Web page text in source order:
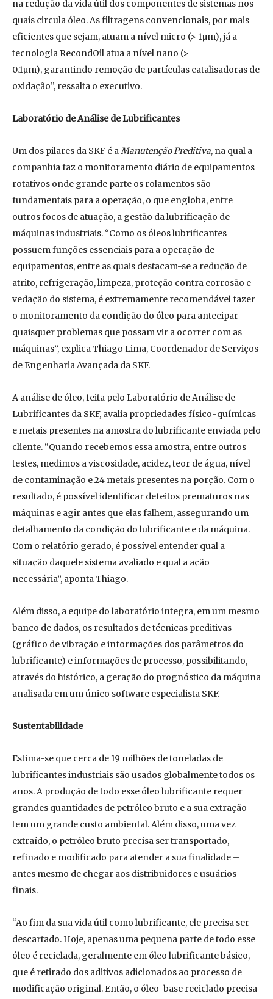
na redução da vida útil dos componentes de sistemas nos
quais circula óleo. As filtragens convencionais, por mais
eficientes que sejam, atuam a nível micro (> 1µm), já a
tecnologia RecondOil atua a nível nano (>
0.1µm), garantindo remoção de partículas catalisadoras de
oxidação”, ressalta o executivo.
Laboratório de Análise de Lubrificantes
Um dos pilares da SKF é aManutenção Preditiva, na qual a
companhia faz o monitoramento diário de equipamentos
rotativos onde grande parte os rolamentos são
fundamentais para a operação, o que engloba, entre
outros focos de atuação, a gestão da lubrificação de
máquinas industriais. “Como os óleos lubrificantes
possuem funções essenciais para a operação de
equipamentos, entre as quais destacam-se a redução de
atrito, refrigeração, limpeza, proteção contra corrosão e
vedação do sistema, é extremamente recomendável fazer
o monitoramento da condição do óleo para antecipar
quaisquer problemas que possam vir a ocorrer com as
máquinas”, explica Thiago Lima, Coordenador de Serviços
de Engenharia Avançada da SKF.
A análise de óleo, feita pelo Laboratório de Análise de
Lubrificantes da SKF, avalia propriedades físico-químicas
e metais presentes na amostra do lubrificante enviada pelo
cliente. “Quando recebemos essa amostra, entre outros
testes, medimos a viscosidade, acidez, teor de água, nível
de contaminação e 24 metais presentes na porção. Com o
resultado, é possível identificar defeitos prematuros nas
máquinas e agir antes que elas falhem, assegurando um
detalhamento da condição do lubrificante e da máquina.
Com o relatório gerado, é possível entender qual a
situação daquele sistema avaliado e qual a ação
necessária”, aponta Thiago.
Além disso, a equipe do laboratório integra, em um mesmo
banco de dados, os resultados de técnicas preditivas
(gráfico de vibração e informações dos parâmetros do
lubrificante) e informações de processo, possibilitando,
através do histórico, a geração do prognóstico da máquina
analisada em um único software especialista SKF.
Sustentabilidade
Estima-se que cerca de 19 milhões de toneladas de
lubrificantes industriais são usados globalmente todos os
anos. A produção de todo esse óleo lubrificante requer
grandes quantidades de petróleo bruto e a sua extração
tem um grande custo ambiental. Além disso, uma vez
extraído, o petróleo bruto precisa ser transportado,
refinado e modificado para atender a sua finalidade –
antes mesmo de chegar aos distribuidores e usuários
finais.
“Ao fim da sua vida útil como lubrificante, ele precisa ser
descartado. Hoje, apenas uma pequena parte de todo esse
óleo é reciclada, geralmente em óleo lubrificante básico,
que é retirado dos aditivos adicionados ao processo de
modificação original. Então, o óleo-base reciclado precisa